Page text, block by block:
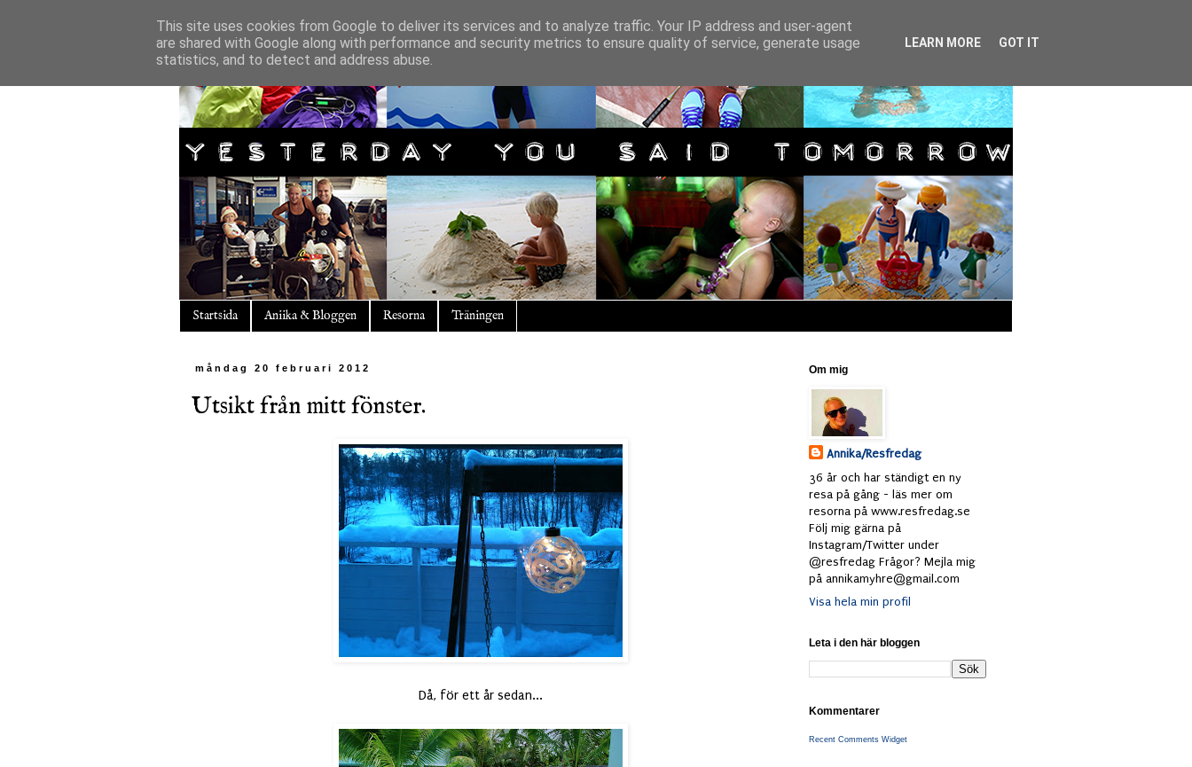
Startsida Aniika & Bloggen Resorna Träningen
måndag 20 februari 2012
Utsikt från mitt fönster.
Då, för ett år sedan...
Om mig
Annika/Resfredag
36 år och har ständigt en ny
resa på gång - läs mer om
resorna på www.resfredag.se
Följ mig gärna på
Instagram/Twitter under
@resfredag Frågor? Mejla mig
på annikamyhre@gmail.com
Visa hela min profil
Leta i den här bloggen
Kommentarer
Recent Comments Widget
This site uses cookies from Google to deliver its services and to analyze traffic. Your IP address and user-agent
are shared with Google along with performance and security metrics to ensure quality of service, generate usage
statistics, and to detect and address abuse.
LEARN MORE GOT IT